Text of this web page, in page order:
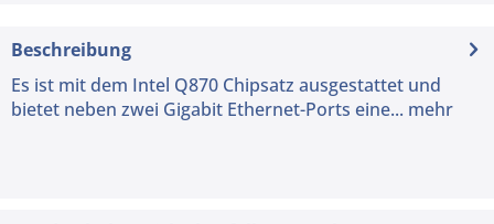
Beschreibung
Es ist mit dem Intel Q870 Chipsatz ausgestattet und
bietet neben zwei Gigabit Ethernet-Ports eine... mehr